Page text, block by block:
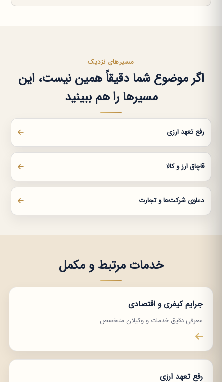
مسیرهای نزدیک
اگر موضوع شما دقیقاً همین نیست، این
مسیرها را هم ببینید
رفع تعهد ارزی
قاچاق ارز و کالا
دعاوی شرکت‌ها و تجارت
خدمات مرتبط و مکمل
جرایم کیفری و اقتصادی
معرفی دقیق خدمات و وکیلان متخصص
رفع تعهد ارزی